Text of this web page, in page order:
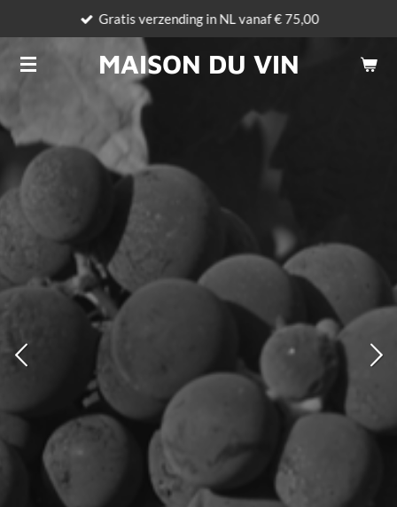
naar
MAISON DU VIN
Gratis verzending in NL vanaf € 75,00